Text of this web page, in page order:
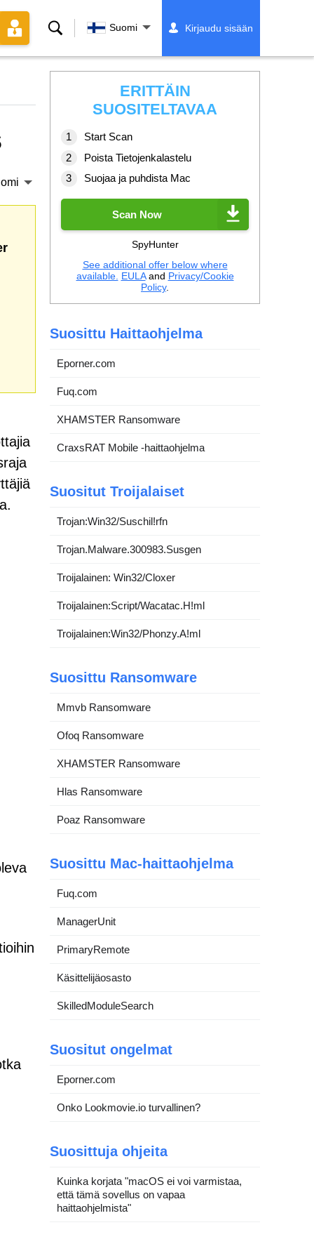
Hae Suomi Kirjaudu sisään
ERITTÄIN
SUOSITELTAVAA
Start Scan
Poista Tietojenkalastelu
Suojaa ja puhdista Mac
Scan Now
SpyHunter
See additional offer below where
available. EULAand Privacy/Cookie
Policy.
Suosittu Haittaohjelma
Eporner.com
Fuq.com
XHAMSTER Ransomware
CraxsRAT Mobile -haittaohjelma
Suositut Troijalaiset
Trojan:Win32/Suschil!rfn
Trojan.Malware.300983.Susgen
Troijalainen: Win32/Cloxer
Troijalainen:Script/Wacatac.H!ml
Troijalainen:Win32/Phonzy.A!ml
Suosittu Ransomware
Mmvb Ransomware
Ofoq Ransomware
XHAMSTER Ransomware
Hlas Ransomware
Poaz Ransomware
Suosittu Mac-haittaohjelma
Fuq.com
ManagerUnit
PrimaryRemote
Käsittelijäosasto
SkilledModuleSearch
Suositut ongelmat
Eporner.com
Onko Lookmovie.io turvallinen?
Suosittuja ohjeita
Kuinka korjata "macOS ei voi varmistaa,
että tämä sovellus on vapaa
haittaohjelmista"